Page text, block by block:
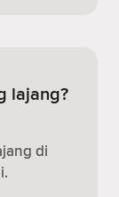
lajang?
di